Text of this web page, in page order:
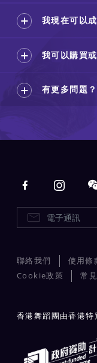
我現在可以
我可以購買
有更多問題？
Main
E-Newsletters
聯絡我們 使用條
Cookie政策
常
香港舞蹈團由香港特